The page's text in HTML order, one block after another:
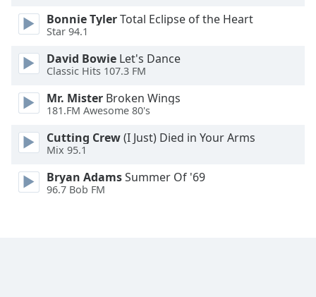
Opacity
Font
Text
Style
Family
Bonnie TylerTotal Eclipse of the Heart
Star 94.1
David Bowie Let's Dance
Classic Hits 107.3 FM
Mr. Mister Broken Wings
181.FM Awesome 80's
Cutting Crew(I Just) Died in Your Arms
Mix 95.1
Bryan AdamsSummer Of '69
96.7 Bob FM